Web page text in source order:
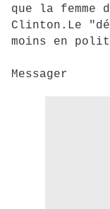
que la
Clinton.Le
moins en
Messager